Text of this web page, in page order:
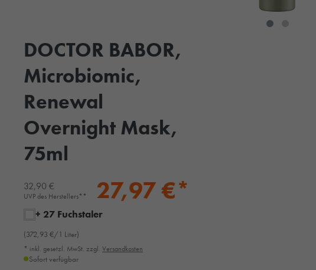
DOCTOR BABOR,
Microbiomic,
Renewal
Overnight Mask,
75ml
32,90 €
UVP des Herstellers** 27,97 €*
+ 27 Fuchstaler
(372,93 €/1 Liter)
* inkl. gesetzl. MwSt. zzgl. Versandkosten
Sofort verfügbar